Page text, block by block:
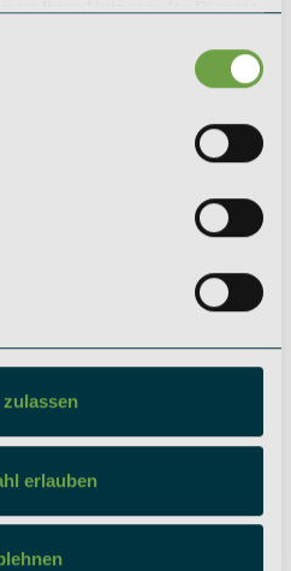
Ihrer Nutzung der Dienste
zulassen
erlauben